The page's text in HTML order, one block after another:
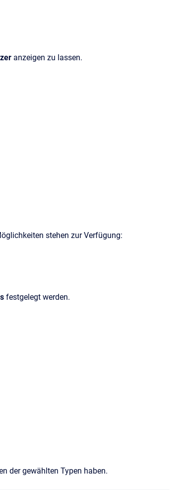
anzeigen zu lassen.
stehen zur Verfügung:
festgelegt werden.
der gewählten Typen haben.